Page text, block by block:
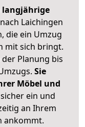
langjährige
Laichingen
die ein Umzug
mit sich bringt.
Planung bis
Sie
Möbel und
ein und
an Ihrem
ankommt.